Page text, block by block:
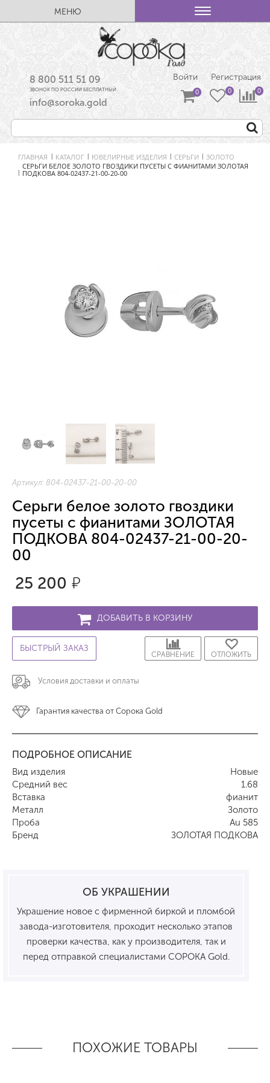
МЕНЮ
8 800 511 51 09
ЗВОНОК ПО РОССИИ БЕСПЛАТНЫЙ
info@soroka.gold
Войти Регистрация
ГЛАВНАЯ КАТАЛОГ ЮВЕЛИРНЫЕ ИЗДЕЛИЯ СЕРЬГИ ЗОЛОТО
СЕРЬГИ БЕЛОЕ ЗОЛОТО ГВОЗДИКИ ПУСЕТЫ С ФИАНИТАМИ ЗОЛОТАЯ
ПОДКОВА 804-02437-21-00-20-00
Артикул: 804-02437-21-00-20-00
Серьги белое золото гвоздики
пусеты с фианитами ЗОЛОТАЯ
ПОДКОВА 804-02437-21-00-20-
00
25 200 р.
ДОБАВИТЬ В КОРЗИНУ
БЫСТРЫЙ ЗАКАЗ
ОТЛОЖИТЬ
СРАВНЕНИЕ
Условия доставки и оплаты
Гарантия качества от Сорока Gold
ПОДРОБНОЕ ОПИСАНИЕ
Вид изделия
Новые
Средний вес
1.68
Вставка
фианит
Металл
Золото
Проба
Au 585
Бренд
ЗОЛОТАЯ ПОДКОВА
ОБ УКРАШЕНИИ
Украшение новое с фирменной биркой и пломбой
завода-изготовителя, проходит несколько этапов
проверки качества, как у производителя, так и
перед отправкой специалистами СОРОКА Gold.
ПОХОЖИЕ ТОВАРЫ